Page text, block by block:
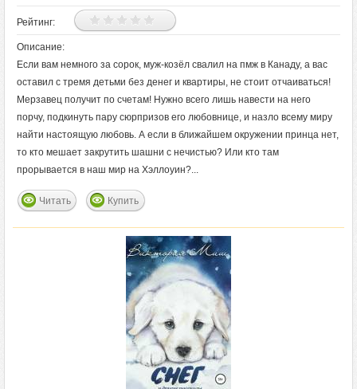
Рейтинг:
Описание:
Если вам немного за сорок, муж-козёл свалил на пмж в Канаду, а вас
оставил с тремя детьми без денег и квартиры, не стоит отчаиваться!
Мерзавец получит по счетам! Нужно всего лишь навести на него
порчу, подкинуть пару сюрпризов его любовнице, и назло всему миру
найти настоящую любовь. А если в ближайшем окружении принца нет,
то кто мешает закрутить шашни с нечистью? Или кто там
прорывается в наш мир на Хэллоуин?...
Читать Купить